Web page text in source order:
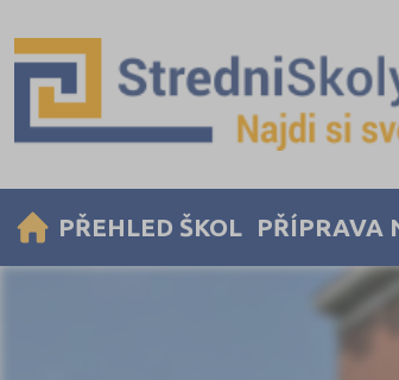
PŘEHLED ŠKOL PŘÍPRAVA